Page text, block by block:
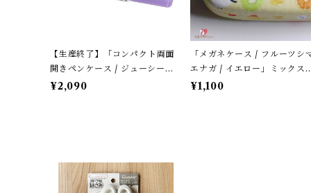
【生産終了】「コンパクト両面
開きペンケース / ジューシーな
シマエナガ」窓から覗くシマエ
¥2,090
「メガネケース / フルーツシ
エナガ / イエロー」ミックス
ルーツ柄 / フレンズヒル＊パ
¥1,100